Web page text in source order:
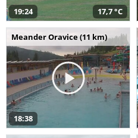
19:24 17,7 °C
Meander Oravice (11 km)
18:38